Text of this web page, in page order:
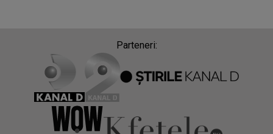
Parteneri: